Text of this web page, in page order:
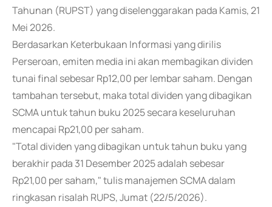
Tahunan (RUPST) yang diselenggarakan pada Kamis, 21
Mei 2026.
Berdasarkan Keterbukaan Informasi yang dirilis
Perseroan, emiten media ini akan membagikan dividen
tunai final sebesar Rp12,00 per lembar saham. Dengan
tambahan tersebut, maka total dividen yang dibagikan
SCMA untuk tahun buku 2025 secara keseluruhan
mencapai Rp21,00 per saham.
"Total dividen yang dibagikan untuk tahun buku yang
berakhir pada 31 Desember 2025 adalah sebesar
Rp21,00 per saham," tulis manajemen SCMA dalam
ringkasan risalah RUPS, Jumat (22/5/2026).